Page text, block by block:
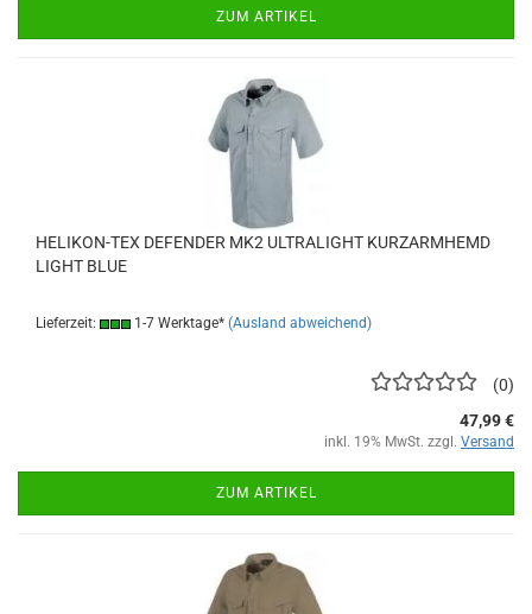
ZUM ARTIKEL
HELIKON-TEX DEFENDER MK2 ULTRALIGHT KURZARMHEMD
LIGHT BLUE
Lieferzeit: 1-7 Werktage* (Ausland abweichend)
0
47,99 €
inkl. 19% MwSt. zzgl. Versand
ZUM ARTIKEL